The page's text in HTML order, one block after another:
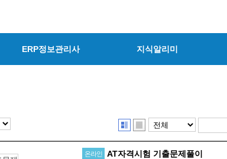
ERP정보관리사 지식알리미
온라인
AT자격시험 기출문제풀이